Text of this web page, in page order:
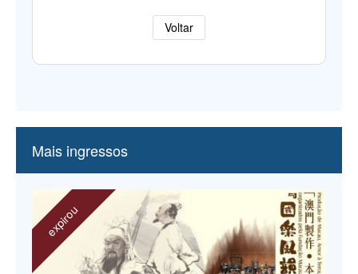
Voltar
Mais ingressos
expirou